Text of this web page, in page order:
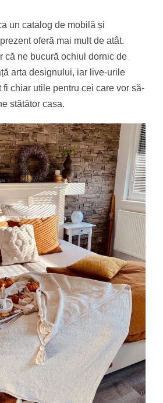
un catalog de mobilă și
oferă mai mult de atât.
că ne bucură ochiul dornic de
arta designului, iar live-urile
chiar utile pentru cei care vor să-
stătător casa.